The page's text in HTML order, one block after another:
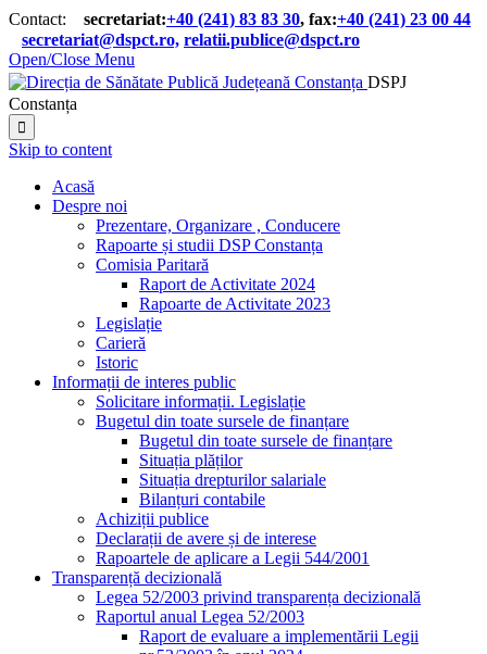
Contact: secretariat:+40 (241) 83 83 30, fax:+40 (241) 23 00 44
secretariat@dspct.ro, relatii.publice@dspct.ro
Open/Close Menu
DSPJ
Constanța

Skip to content
Acasă
Despre noi
Prezentare, Organizare , Conducere
Rapoarte și studii DSP Constanța
Comisia Paritară
Raport de Activitate 2024
Rapoarte de Activitate 2023
Legislație
Carieră
Istoric
Informații de interes public
Solicitare informații. Legislație
Bugetul din toate sursele de finanțare
Bugetul din toate sursele de finanțare
Situația plăților
Situația drepturilor salariale
Bilanțuri contabile
Achiziții publice
Declarații de avere și de interese
Rapoartele de aplicare a Legii 544/2001
Transparență decizională
Legea 52/2003 privind transparența decizională
Raportul anual Legea 52/2003
Raport de evaluare a implementării Legii